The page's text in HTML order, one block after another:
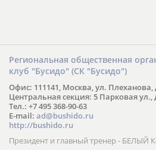
Региональная общественная
клуб "Бусидо" (СК "Бусидо")
Офис: 111141, Москва, ул. Плеханова,
Центральная секция: 5 Парковая ул.,
Тел.: +7 495 368-90-63
E-mail: ad@bushido.ru
http://bushido.ru
Президент и главный тренер - БЕЛЫЙ